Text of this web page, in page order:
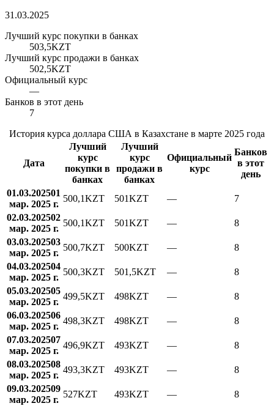
31.03.2025
Лучший курс покупки в банках
503,5KZT
Лучший курс продажи в банках
502,5KZT
Официальный курс
—
Банков в этот день
7
История курса доллара США в Казахстане в марте 2025 года
Дата
Лучший
курс
покупки в
банках
Лучший
курс
продажи в
банках
Официальный
курс
Банков
в этот
день
01.03.202501
мар. 2025 г.
500,1KZT 501KZT —
7
02.03.202502
мар. 2025 г.
500,1KZT 501KZT —
8
03.03.202503
мар. 2025 г.
500,7KZT 500KZT —
8
04.03.202504
мар. 2025 г.
500,3KZT 501,5KZT —
8
05.03.202505
мар. 2025 г.
499,5KZT 498KZT —
8
06.03.202506
мар. 2025 г.
498,3KZT 498KZT —
8
07.03.202507
мар. 2025 г.
496,9KZT 493KZT —
8
08.03.202508
мар. 2025 г.
493,3KZT 493KZT —
8
09.03.202509
мар. 2025 г.
527KZT 493KZT — 8